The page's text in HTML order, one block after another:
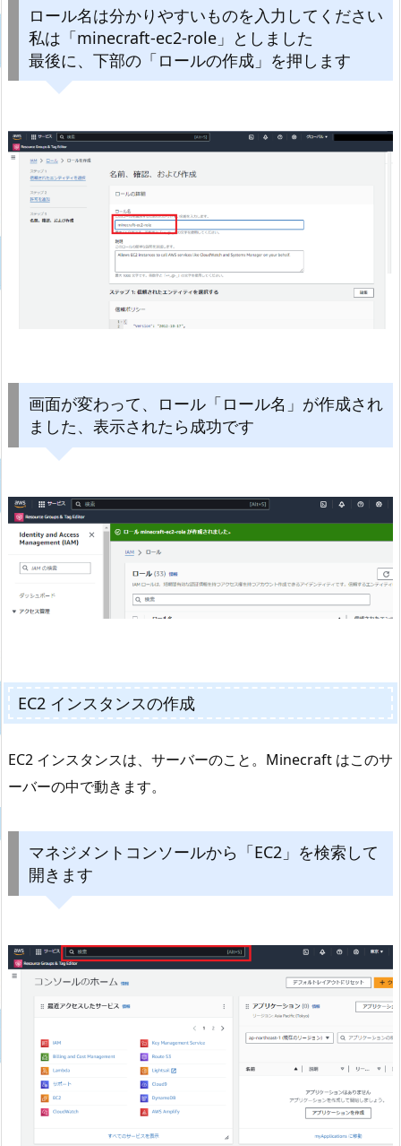
ロール名は分かりやすいものを入力してください
私は「minecraft-ec2-role」としました
最後に、下部の「ロールの作成」を押します
画面が変わって、ロール「ロール名」が作成され
ました、表示されたら成功です
EC2 インスタンスの作成
EC2 インスタンスは、サーバーのこと。Minecraft はこのサ
ーバーの中で動きます。
マネジメントコンソールから「EC2」を検索して
開きます